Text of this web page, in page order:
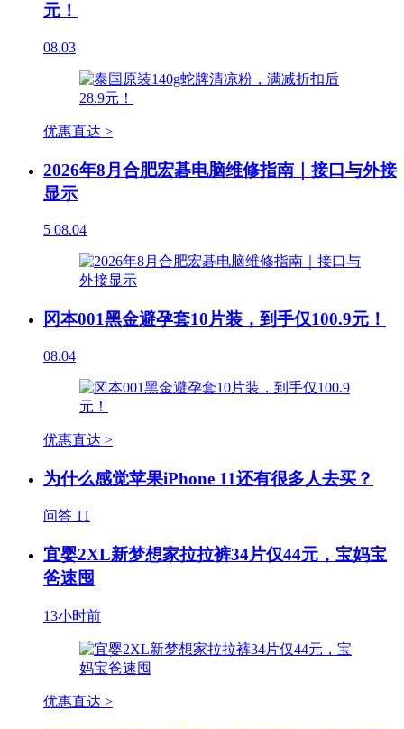
元！
08.03
优惠直达 >
2026年8月合肥宏碁电脑维修指南｜接口与外接
显示
5 08.04
冈本001黑金避孕套10片装，到手仅100.9元！
08.04
优惠直达 >
为什么感觉苹果iPhone 11还有很多人去买？
问答 11
宜婴2XL新梦想家拉拉裤34片仅44元，宝妈宝
爸速囤
13小时前
优惠直达 >